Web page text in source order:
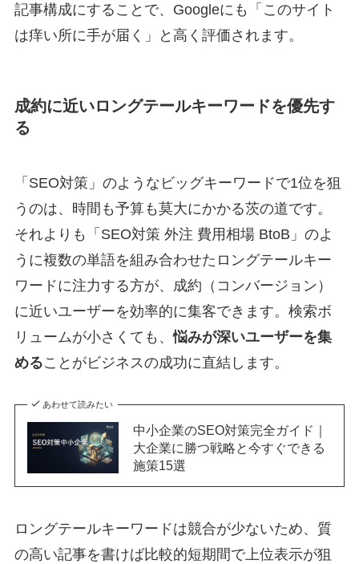
記事構成にすることで、Googleにも「このサイト
は痒い所に手が届く」と高く評価されます。
成約に近いロングテールキーワードを優先す
る
「SEO対策」のようなビッグキーワードで1位を狙
うのは、時間も予算も莫大にかかる茨の道です。
それよりも「SEO対策 外注 費用相場 BtoB」のよ
うに複数の単語を組み合わせたロングテールキー
ワードに注力する方が、成約（コンバージョン）
に近いユーザーを効率的に集客できます。検索ボ
リュームが小さくても、悩みが深いユーザーを集
めることがビジネスの成功に直結します。
あわせて読みたい
中小企業のSEO対策完全ガイド｜
大企業に勝つ戦略と今すぐできる
施策15選
ロングテールキーワードは競合が少ないため、質
の高い記事を書けば比較的短期間で上位表示が狙